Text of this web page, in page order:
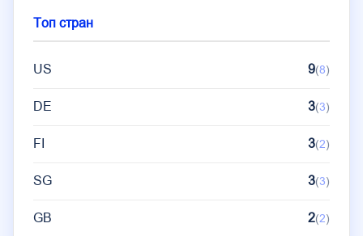
Топ стран
US 9(8)
DE 3(3)
FI 3(2)
SG 3(3)
GB 2(2)